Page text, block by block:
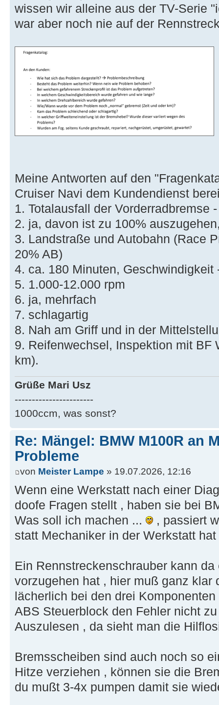
wissen wir alleine aus der TV-Serie
war aber noch nie auf der
Meine Antworten auf den
Cruiser Navi dem Kundendienst
1. Totalausfall der Vorderradbremse
2. ja, davon ist zu 100%
3. Landstraße und Autobahn (Race
20% AB)
4. ca. 180 Minuten, Geschwindigkeit
5. 1.000-12.000 rpm
6. ja, mehrfach
7. schlagartig
8. Nah am Griff und in der
9. Reifenwechsel, Inspektion mit BF
km).
Grüße Mari Usz
-----------------------
1000ccm, was sonst?
Re: Mängel: BMW M100R an
Probleme
von Meister Lampe » 19.07.2026, 12:16
Wenn eine Werkstatt nach einer
doofe Fragen stellt , haben sie bei
Was soll ich machen ...
, passiert
statt Mechaniker in der Werkstatt hat
Ein Rennstreckenschrauber kann
vorzugehen hat , hier muß ganz klar
lächerlich bei den drei
ABS Steuerblock den Fehler nicht
Auszulesen , da sieht man die
Bremsscheiben sind auch noch so
Hitze verziehen , können sie die
du mußt 3-4x pumpen damit sie